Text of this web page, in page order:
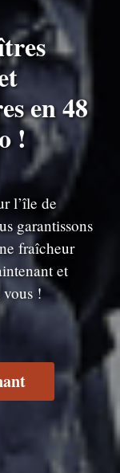
en 48
!
l’île de
garantissons
fraîcheur
et
!